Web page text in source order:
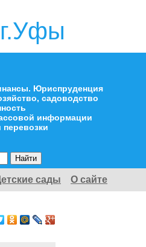
Юриспруденция
садоводство
информации
перевозки
сады О сайте